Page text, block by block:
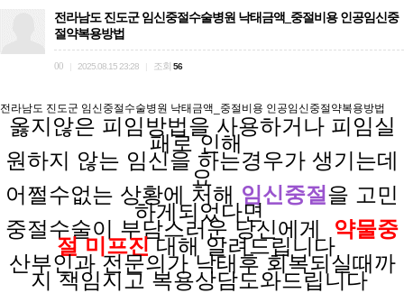
전라남도 진도군 임신중절수술병원 낙태금액_중절비용 인공임신중
절약복용방법
00 2025.08.15 23:28 조회 56
전라남도 진도군 임신중절수술병원 낙태금액_중절비용 인공임신중절약복용방법
옳지않은 피임방법을 사용하거나피임실
패로인해
원하지 않는 임신을 하는경우가 생기는데
요
어쩔수없는 상황에 처해 임신중절 을 고민
하게되었다면
중절수술이 부담스러운 당신에게 약물중
절 미프진 대해 알려드립니다
산부인과 전문의가낙태후 회복되실때까
지책임지고 복용상담도와드립니다